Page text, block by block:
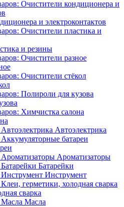
и электроконтактов
и резины
Автоэлектрика
Ароматизаторы
Батарейки
Инструмент
сварка
Масла